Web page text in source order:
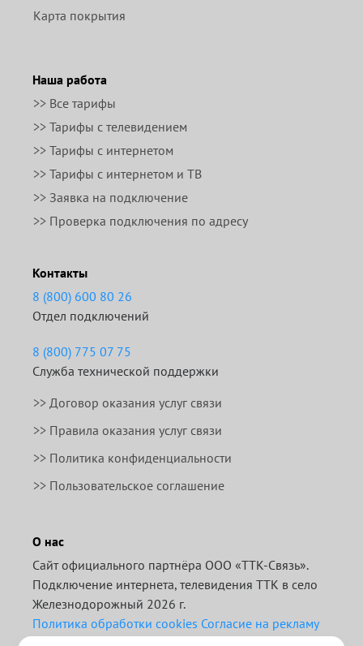
Карта покрытия
Наша работа
>> Все тарифы
>> Тарифы с телевидением
>> Тарифы с интернетом
>> Тарифы с интернетом и ТВ
>> Заявка на подключение
>> Проверка подключения по адресу
Контакты
8 (800) 600 80 26
Отдел подключений
8 (800) 775 07 75
Служба технической поддержки
>> Договор оказания услуг связи
>> Правила оказания услуг связи
>> Политика конфиденциальности
>> Пользовательское соглашение
О нас
Сайт официального партнёра ООО «ТТК-Связь».
Подключение интернета, телевидения ТТК в село
Железнодорожный 2026 г.
Политика обработки cookies Согласие на рекламу